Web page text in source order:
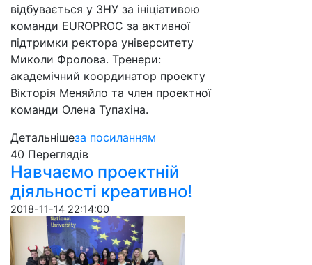
відбувається у ЗНУ за ініціативою
команди EUROPROC за активної
підтримки ректора університету
Миколи Фролова. Тренери:
академічний координатор проекту
Вікторія Меняйло та член проектної
команди Олена Тупахіна.
Детальнішеза посиланням
40 Пере­гля­дів
Навчаємо проектній
діяльності креативно!
2018-11-14 22:14:00